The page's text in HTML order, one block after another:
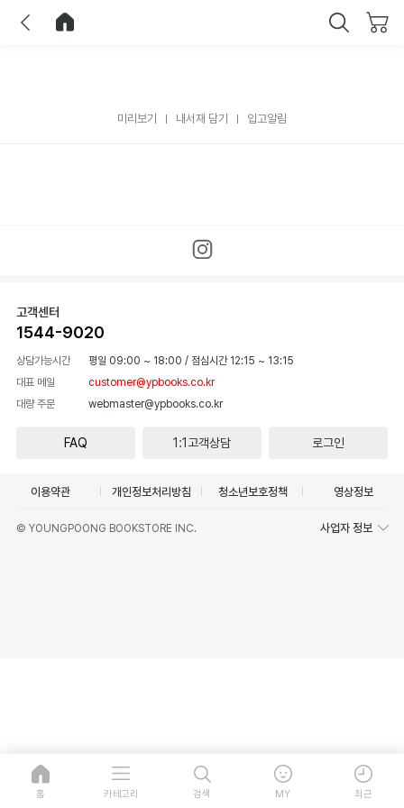
미리보기 내서재 담기 입고알림
고객센터
1544-9020
상담가능시간 평일 09:00 ~ 18:00 / 점심시간 12:15 ~ 13:15
대표 메일
customer@ypbooks.co.kr
대량 주문
webmaster@ypbooks.co.kr
FAQ 1:1고객상담 로그인
이용약관 개인정보처리방침 청소년보호정책 영상정보
© YOUNGPOONG BOOKSTORE INC. 사업자 정보
홈 카테고리 검색 MY 최근